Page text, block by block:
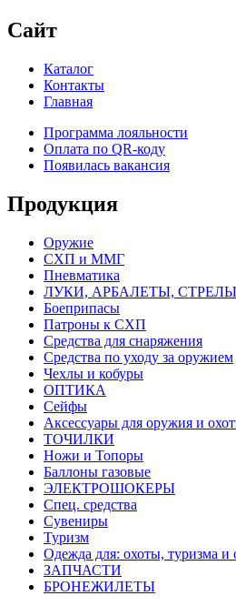
Сайт
Каталог
Контакты
Главная
Программа лояльности
Оплата по QR-коду
Появилась вакансия
Продукция
Оружие
СХП и ММГ
Пневматика
ЛУКИ, АРБАЛЕТЫ, СТРЕЛЫ
Боеприпасы
Патроны к СХП
Средства для снаряжения
Средства по уходу за оружием
Чехлы и кобуры
ОПТИКА
Сейфы
Аксессуары для оружия и
ТОЧИЛКИ
Ножи и Топоры
Баллоны газовые
ЭЛЕКТРОШОКЕРЫ
Спец. средства
Сувениры
Туризм
Одежда для: охоты, туризма и
ЗАПЧАСТИ
БРОНЕЖИЛЕТЫ